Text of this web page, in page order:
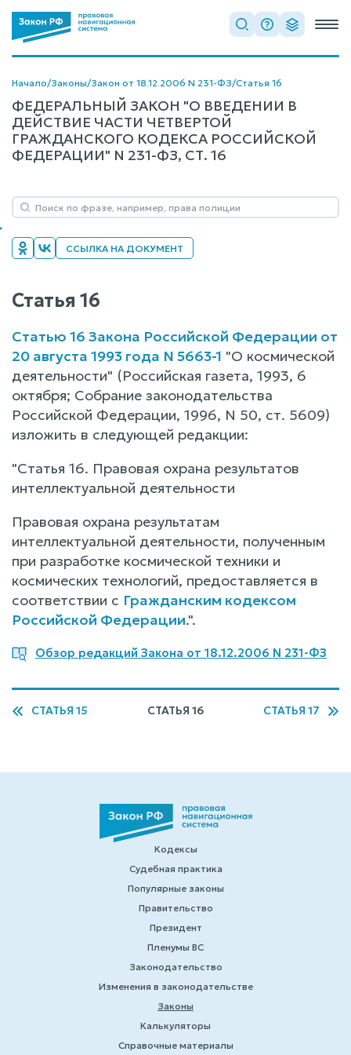
Начало/Законы/Закон от 18.12.2006 N 231-ФЗ/Статья 16
ФЕДЕРАЛЬНЫЙ ЗАКОН "О ВВЕДЕНИИ В
ДЕЙСТВИЕ ЧАСТИ ЧЕТВЕРТОЙ
ГРАЖДАНСКОГО КОДЕКСА РОССИЙСКОЙ
ФЕДЕРАЦИИ" N 231-ФЗ, СТ. 16
ССЫЛКА НА ДОКУМЕНТ
Статья 16
Статью 16 Закона Российской Федерации от
20 августа 1993 года N 5663-1 "О космической
деятельности" (Российская газета, 1993, 6
октября; Собрание законодательства
Российской Федерации, 1996, N 50, ст. 5609)
изложить в следующей редакции:
"Статья 16. Правовая охрана результатов
интеллектуальной деятельности
Правовая охрана результатам
интеллектуальной деятельности, полученным
при разработке космической техники и
космических технологий, предоставляется в
соответствии с Гражданским кодексом
Российской Федерации.".
Обзор редакций Закона от 18.12.2006 N 231-ФЗ
СТАТЬЯ 15 СТАТЬЯ 16 СТАТЬЯ 17
Кодексы
Судебная практика
Популярные законы
Правительство
Президент
Пленумы ВС
Законодательство
Изменения в законодательстве
Законы
Калькуляторы
Справочные материалы